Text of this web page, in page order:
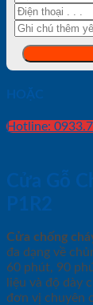
HOẶC
Hotline:
Cửa Gỗ
P1R2
Cửa chống
đa dạng về
60 phút, 90
liệu và độ dày
đơn vị chuyên